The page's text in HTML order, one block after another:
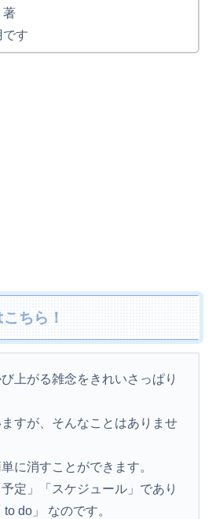
です
ちら！
上がる雑念をきれいさっぱり
すが、そんなことはありませ
に消すことができます。
定」「スケジュール」であり
do」 なのです。